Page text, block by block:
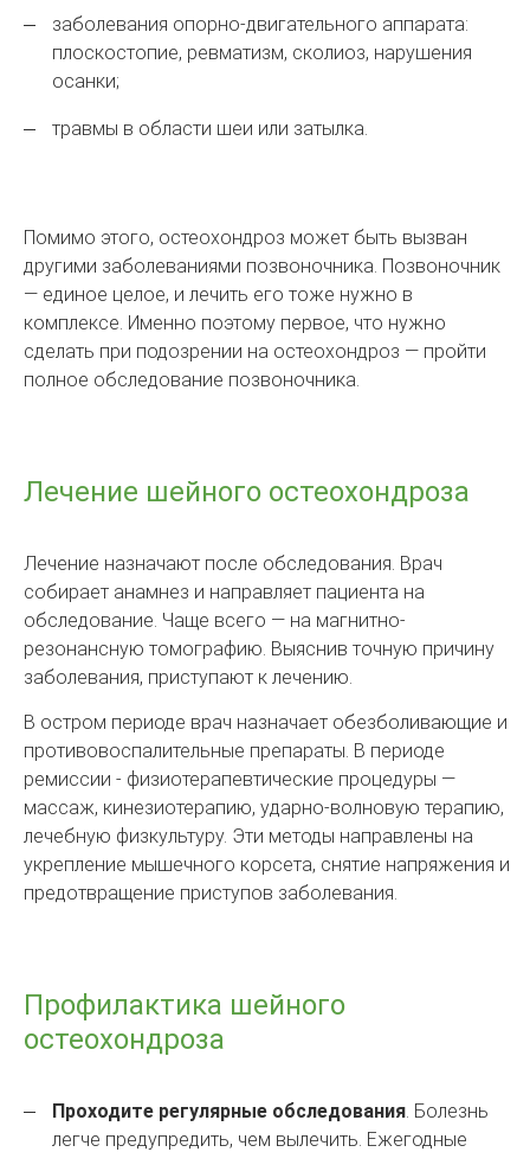
заболевания опорно-двигательного аппарата:
плоскостопие, ревматизм, сколиоз, нарушения
осанки;
травмы в области шеи или затылка.
Помимо этого, остеохондроз может быть вызван
другими заболеваниями позвоночника. Позвоночник
— единое целое, и лечить его тоже нужно в
комплексе. Именно поэтому первое, что нужно
сделать при подозрении на остеохондроз — пройти
полное обследование позвоночника.
Лечение шейного остеохондроза
Лечение назначают после обследования. Врач
собирает анамнез и направляет пациента на
обследование. Чаще всего — на магнитно-
резонансную томографию. Выяснив точную причину
заболевания, приступают к лечению.
В остром периоде врач назначает обезболивающие и
противовоспалительные препараты. В периоде
ремиссии - физиотерапевтические процедуры —
массаж, кинезиотерапию, ударно-волновую терапию,
лечебную физкультуру. Эти методы направлены на
укрепление мышечного корсета, снятие напряжения и
предотвращение приступов заболевания.
Профилактика шейного
остеохондроза
Проходите регулярные обследования . Болезнь
легче предупредить, чем вылечить. Ежегодные